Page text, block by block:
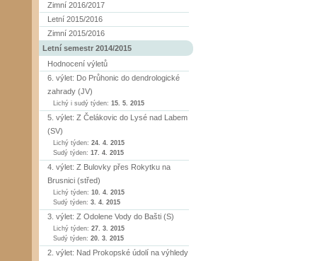
Zimní 2016/2017
Letní 2015/2016
Zimní 2015/2016
Letní semestr 2014/2015
Hodnocení výletů
6. výlet: Do Průhonic do dendrologické
zahrady (JV)
Lichý i sudý týden: 15. 5. 2015
5. výlet: Z Čelákovic do Lysé nad Labem
(SV)
Lichý týden: 24. 4. 2015
Sudý týden: 17. 4. 2015
4. výlet: Z Bulovky přes Rokytku na
Brusnici (střed)
Lichý týden: 10. 4. 2015
Sudý týden: 3. 4. 2015
3. výlet: Z Odolene Vody do Bašti (S)
Lichý týden: 27. 3. 2015
Sudý týden: 20. 3. 2015
2. výlet: Nad Prokopské údolí na výhledy